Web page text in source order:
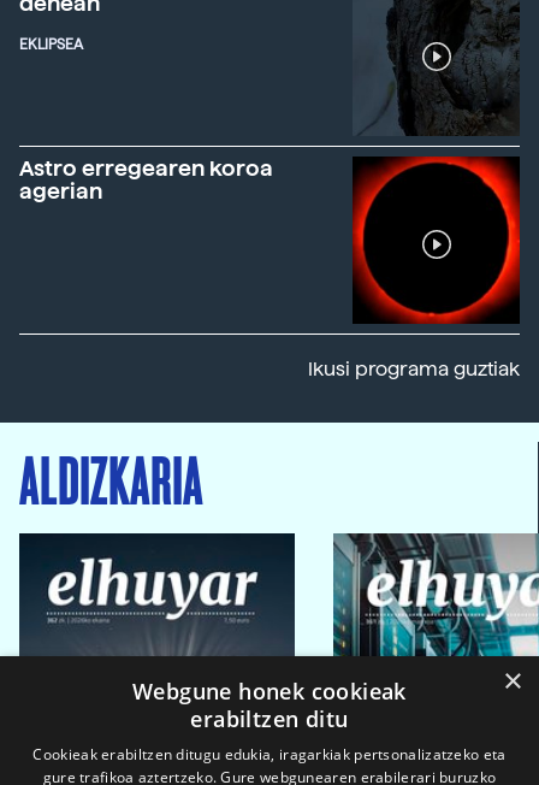
EKLIPSEA
Astro erregearen koroa
agerian
Ikusi programa guztiak
ALDIZKARIA
×
Webgune honek cookieak
erabiltzen ditu
Cookieak erabiltzen ditugu edukia, iragarkiak pertsonalizatzeko eta
gure trafikoa aztertzeko. Gure webgunearen erabilerari buruzko